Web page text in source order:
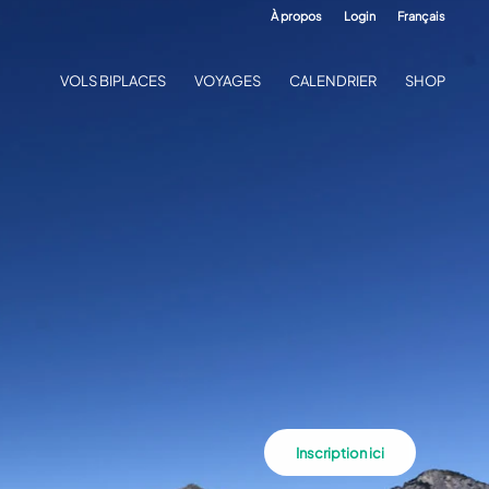
Inscription ici
À propos Login Français
VOLS BIPLACES VOYAGES CALENDRIER SHOP